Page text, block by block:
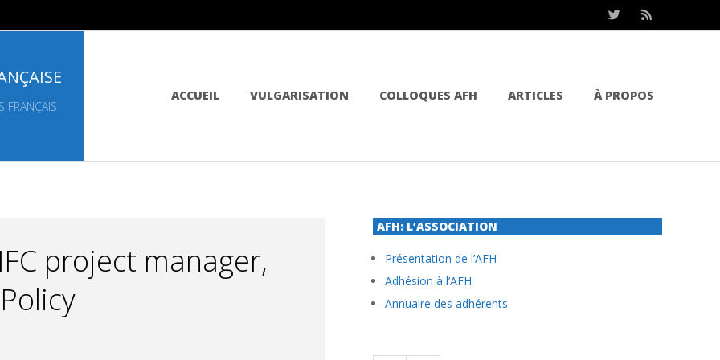
FRANÇAIS
ACCUEIL VULGARISATION COLLOQUES AFH ARTICLES À PROPOS
project manager,
AFH: L’ASSOCIATION
Présentation de l’AFH
Adhésion à l’AFH
Annuaire des adhérents